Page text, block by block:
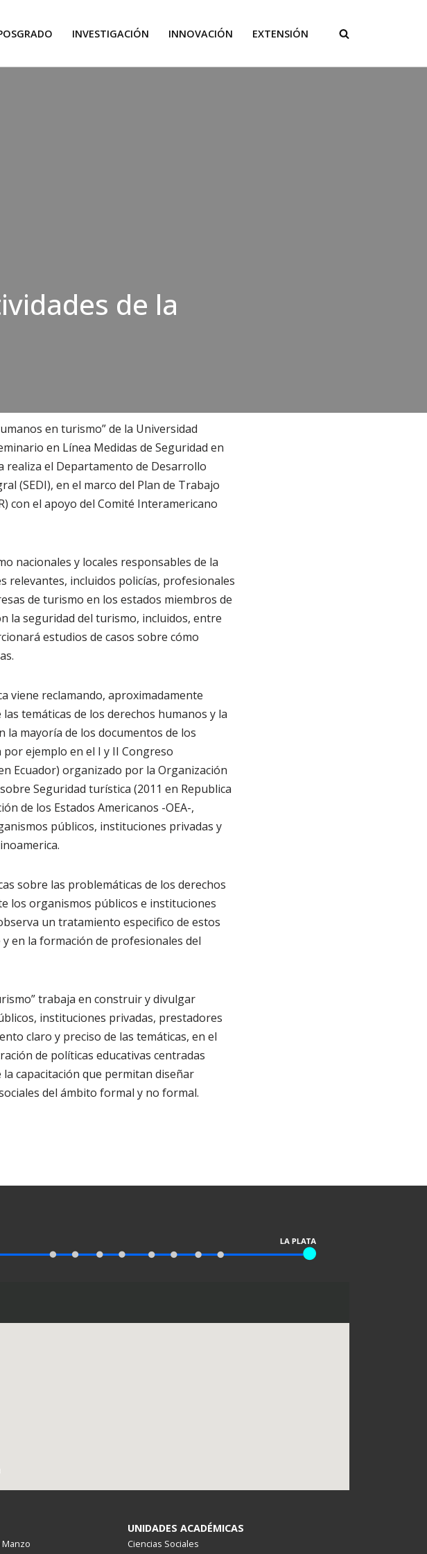
INVESTIGACIÓN INNOVACIÓN EXTENSIÓN
de la
en turismo” de la Universidad
en Línea Medidas de Seguridad en
realiza el Departamento de Desarrollo
(SEDI), en el marco del Plan de Trabajo
con el apoyo del Comité Interamericano
nacionales y locales responsables de la
relevantes, incluidos policías, profesionales
de turismo en los estados miembros de
la seguridad del turismo, incluidos, entre
estudios de casos sobre cómo
viene reclamando, aproximadamente
temáticas de los derechos humanos y la
la mayoría de los documentos de los
ejemplo en el I y II Congreso
Ecuador) organizado por la Organización
Seguridad turística (2011 en Republica
de los Estados Americanos -OEA-,
públicos, instituciones privadas y
sobre las problemáticas de los derechos
los organismos públicos e instituciones
un tratamiento especifico de estos
en la formación de profesionales del
trabaja en construir y divulgar
instituciones privadas, prestadores
claro y preciso de las temáticas, en el
de políticas educativas centradas
capacitación que permitan diseñar
del ámbito formal y no formal.
Manzo
UNIDADES ACADÉMICAS
Ciencias Sociales